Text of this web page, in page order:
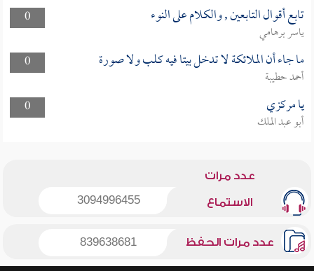
0
تابع أقوال التابعين , والكلام على النوء
ياسر برهامي
0
ما جاء أن الملائكة لا تدخل بيتا فيه كلب ولا صورة
أحمد حطيبة
0
يا مركزي
أبو عبد الملك
عدد مرات
الاستماع 3094996455
عدد مرات الحفظ 839638681